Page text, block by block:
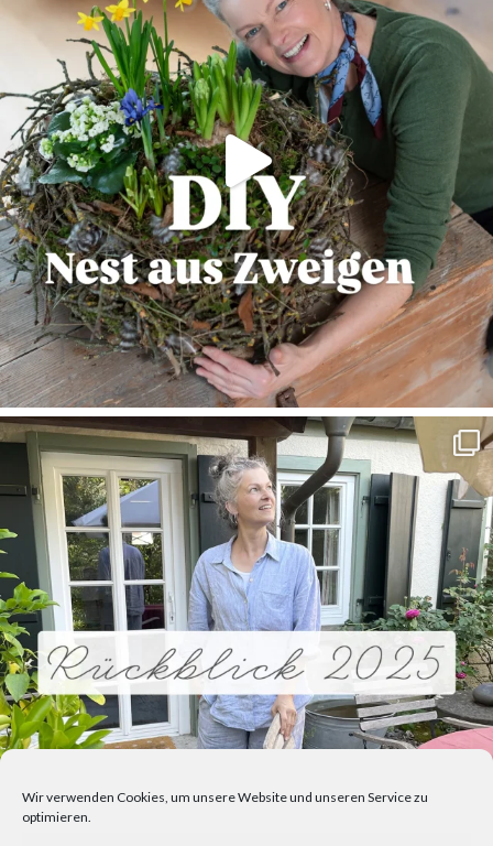
Wir verwenden Cookies, um unsere Website und unseren Service zu
optimieren.